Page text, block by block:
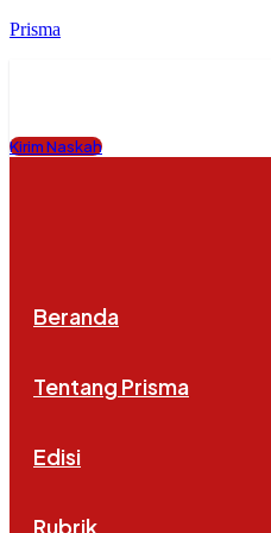
Prisma
Kirim Naskah
Beranda
Tentang Prisma
Edisi
Rubrik